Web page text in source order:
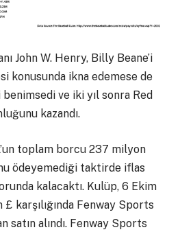
John W. Henry, Billy Beane’i
konusunda ikna edemese de
ve iki yıl sonra Red
kazandı.
toplam borcu 237 milyon
ödeyemediği taktirde iflas
kalacaktı. Kulüp, 6 Ekim
karşılığında Fenway Sports
satın alındı. Fenway Sports